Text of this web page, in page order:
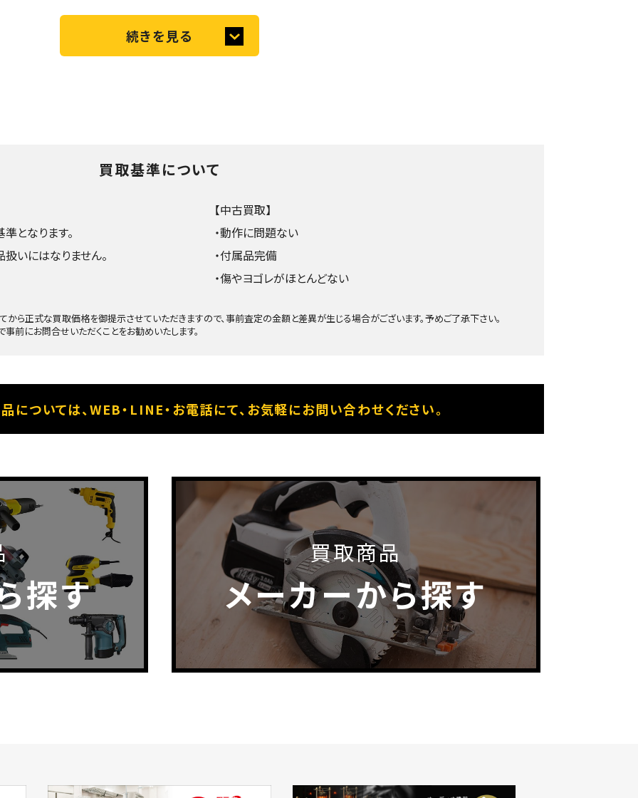
続きを見る
買取基準について
となります。
いにはなりません。
【中古買取】
・動作に問題ない
・付属品完備
・傷やヨゴレがほとんどない
ら正式な買取価格を御提示させていただきますので、事前査定の金額と差異が生じる場合がございます。予めご了承下さい。
前にお問合せいただくことをお勧めいたします。
ついては、WEB・LINE・お電話にて、お気軽にお問い合わせください。
探す
買取商品
メーカーから探す